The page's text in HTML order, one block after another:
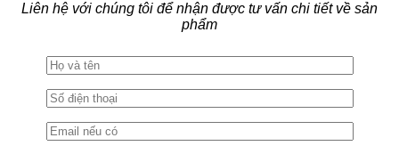
Liên hệ với chúng tôi để nhận được tư vấn chi tiết về sản
phẩm